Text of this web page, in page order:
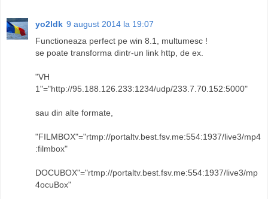
yo2ldk 9 august 2014 la 19:07
Functioneaza perfect pe win 8.1, multumesc !
se poate transforma dintr-un link http, de ex.
"VH
1"="http://95.188.126.233:1234/udp/233.7.70.152:5000"
sau din alte formate,
"FILMBOX"="rtmp://portaltv.best.fsv.me:554:1937/live3/mp4
:filmbox"
DOCUBOX"="rtmp://portaltv.best.fsv.me:554:1937/live3/mp
4ocuBox"